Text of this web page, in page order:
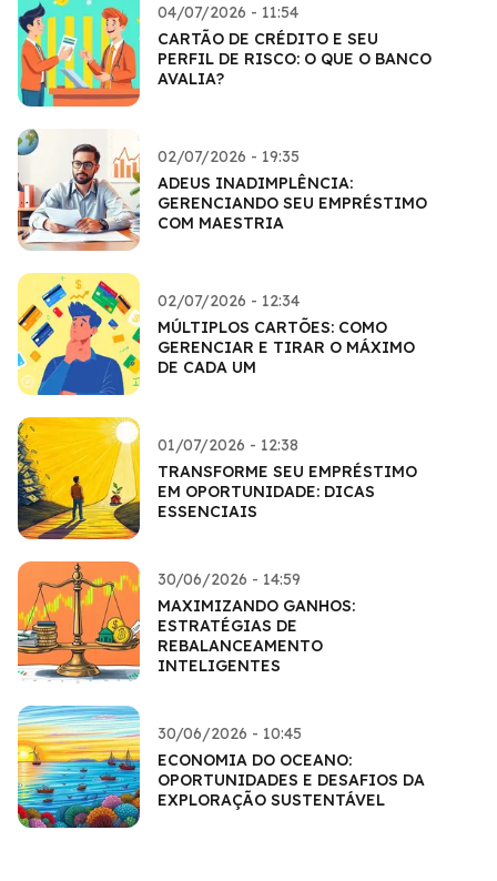
04/07/2026 - 11:54
CARTÃO DE CRÉDITO E SEU
PERFIL DE RISCO: O QUE O BANCO
AVALIA?
02/07/2026 - 19:35
ADEUS INADIMPLÊNCIA:
GERENCIANDO SEU EMPRÉSTIMO
COM MAESTRIA
02/07/2026 - 12:34
MÚLTIPLOS CARTÕES: COMO
GERENCIAR E TIRAR O MÁXIMO
DE CADA UM
01/07/2026 - 12:38
TRANSFORME SEU EMPRÉSTIMO
EM OPORTUNIDADE: DICAS
ESSENCIAIS
30/06/2026 - 14:59
MAXIMIZANDO GANHOS:
ESTRATÉGIAS DE
REBALANCEAMENTO
INTELIGENTES
30/06/2026 - 10:45
ECONOMIA DO OCEANO:
OPORTUNIDADES E DESAFIOS DA
EXPLORAÇÃO SUSTENTÁVEL